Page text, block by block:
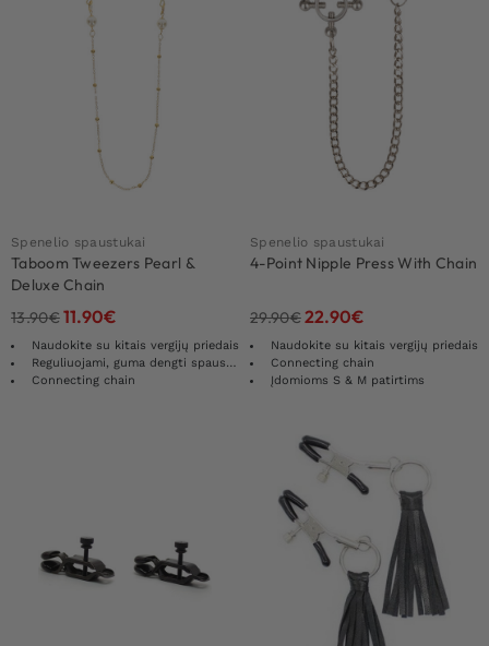
Spenelio spaustukai
Taboom Tweezers Pearl &
Deluxe Chain
13.90€11.90€
Naudokite su kitais vergijų priedais
Reguliuojami, guma dengti spaustukai
Connecting chain
Spenelio spaustukai
4-Point Nipple Press With Chain
29.90€22.90€
Naudokite su kitais vergijų priedais
Connecting chain
Įdomioms S & M patirtims